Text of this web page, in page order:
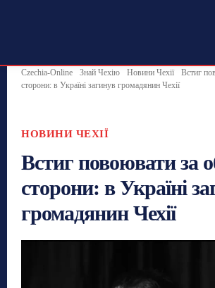
Czechia-Online Знай Чехію Новини Чехії
Встиг
сторони: в Україні загинув громадянин Чехії
НОВИНИ ЧЕХІЇ
Встиг повоювати за
сторони: в Україні
громадянин Чехії